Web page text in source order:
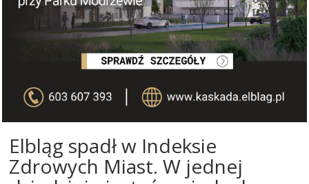
Elbląg spadł w Indeksie
Zdrowych Miast. W jednej